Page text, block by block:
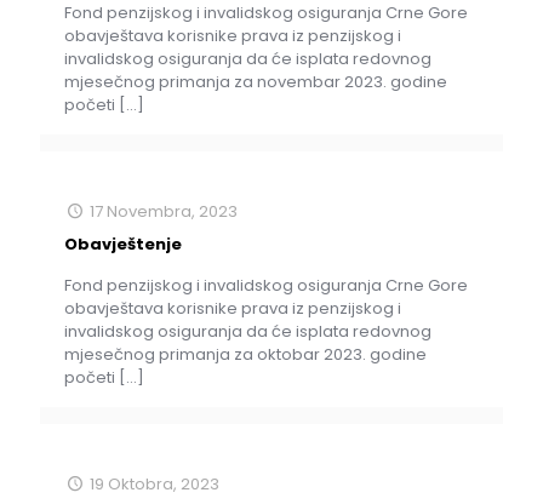
Fond penzijskog i invalidskog osiguranja Crne Gore
obavještava korisnike prava iz penzijskog i
invalidskog osiguranja da će isplata redovnog
mjesečnog primanja za novembar 2023. godine
početi […]
17 Novembra, 2023
Obavještenje
Fond penzijskog i invalidskog osiguranja Crne Gore
obavještava korisnike prava iz penzijskog i
invalidskog osiguranja da će isplata redovnog
mjesečnog primanja za oktobar 2023. godine
početi […]
19 Oktobra, 2023